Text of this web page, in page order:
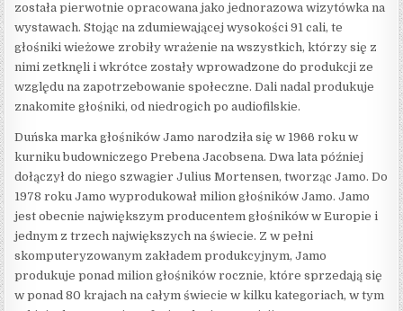
została pierwotnie opracowana jako jednorazowa wizytówka na
wystawach. Stojąc na zdumiewającej wysokości 91 cali, te
głośniki wieżowe zrobiły wrażenie na wszystkich, którzy się z
nimi zetknęli i wkrótce zostały wprowadzone do produkcji ze
względu na zapotrzebowanie społeczne. Dali nadal produkuje
znakomite głośniki, od niedrogich po audiofilskie.
Duńska marka głośników Jamo narodziła się w 1966 roku w
kurniku budowniczego Prebena Jacobsena. Dwa lata później
dołączył do niego szwagier Julius Mortensen, tworząc Jamo. Do
1978 roku Jamo wyprodukował milion głośników Jamo. Jamo
jest obecnie największym producentem głośników w Europie i
jednym z trzech największych na świecie. Z w pełni
skomputeryzowanym zakładem produkcyjnym, Jamo
produkuje ponad milion głośników rocznie, które sprzedają się
w ponad 80 krajach na całym świecie w kilku kategoriach, w tym